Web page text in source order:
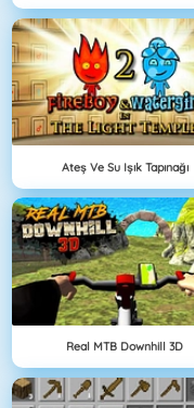
Ateş Ve Su Işık Tapınağı
Real MTB Downhill 3D